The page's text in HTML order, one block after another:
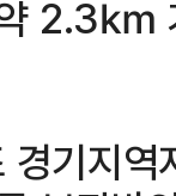
2.3㎞
경기지